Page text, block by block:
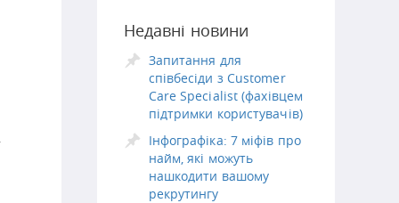
Недавні новини
Запитання для
співбесіди з Customer
Care Specialist (фахівцем
підтримки користувачів)
Інфографіка: 7 міфів про
найм, які можуть
нашкодити вашому
рекрутингу